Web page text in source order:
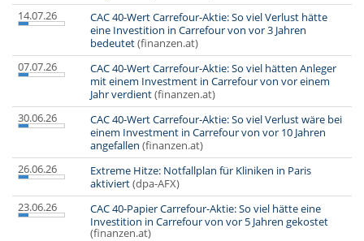
14.07.26
CAC 40-Wert Carrefour-Aktie: So viel Verlust hätte
eine Investition in Carrefour von vor 3 Jahren
bedeutet(finanzen.at)
07.07.26
CAC 40-Wert Carrefour-Aktie: So viel hätten Anleger
mit einem Investment in Carrefour von vor einem
Jahr verdient(finanzen.at)
30.06.26
CAC 40-Wert Carrefour-Aktie: So viel Verlust wäre bei
einem Investment in Carrefour von vor 10 Jahren
angefallen (finanzen.at)
26.06.26
Extreme Hitze: Notfallplan für Kliniken in Paris
aktiviert(dpa-AFX)
23.06.26
CAC 40-Papier Carrefour-Aktie: So viel hätte eine
Investition in Carrefour von vor 5 Jahren gekostet
(finanzen.at)